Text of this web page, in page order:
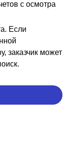
с осмотра
Если
заказчик может